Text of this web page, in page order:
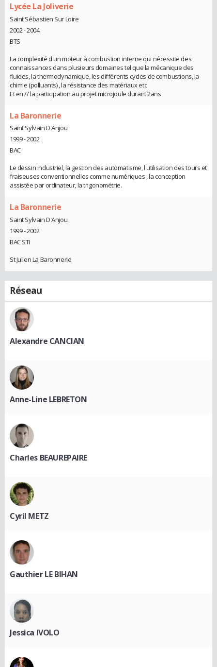
Lycée La Joliverie
Saint Sébastien Sur Loire
2002 - 2004
BTS
La complexité d'un moteur à combustion interne qui nécessite des
connaissances dans plusieurs domaines tel que la mécanique des
fluides, la thermodynamique, les différents cycles de combustions, la
chimie (polluants) , la résistance des matériaux etc
Et en // la participation au projet microjoule durant 2ans
La Baronnerie
Saint Sylvain D'Anjou
1999 - 2002
BAC
Le dessin industriel, la gestion des automatisme, l'utilisation des tours et
fraiseuses conventionnelles comme numériques , la conception
assistée par ordinateur, la trigonométrie.
La Baronnerie
Saint Sylvain D'Anjou
1999 - 2002
BAC STI
St Julien La Baronnerie
Réseau
Alexandre CANCIAN
Anne-Line LEBRETON
Charles BEAUREPAIRE
Cyril METZ
Gauthier LE BIHAN
Jessica IVOLO